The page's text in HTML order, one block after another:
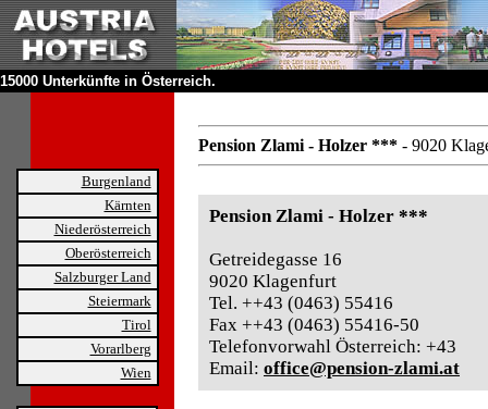
15000 Unterkünfte in Österreich.
Burgenland
Kärnten
Niederösterreich
Oberösterreich
Salzburger Land
Steiermark
Tirol
Vorarlberg
Wien
Pension Zlami - Holzer *** - 9020
Pension Zlami - Holzer ***
Getreidegasse 16
9020 Klagenfurt
Tel. ++43 (0463) 55416
Fax ++43 (0463) 55416-50
Telefonvorwahl Österreich: +43
Email: office@pension-zlami.at